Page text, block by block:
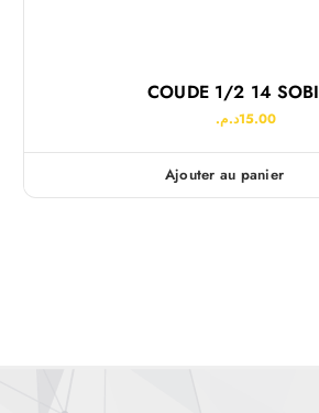
COUDE 1/2 14
15.00د.م.
Ajouter au panier